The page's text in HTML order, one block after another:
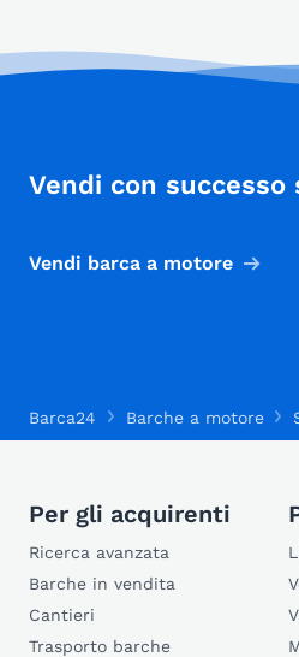
Vendi con successo
Vendi barca a motore
Barca24 Barche a motore
Per gli acquirenti
Ricerca avanzata
Barche in vendita
Cantieri
Trasporto barche